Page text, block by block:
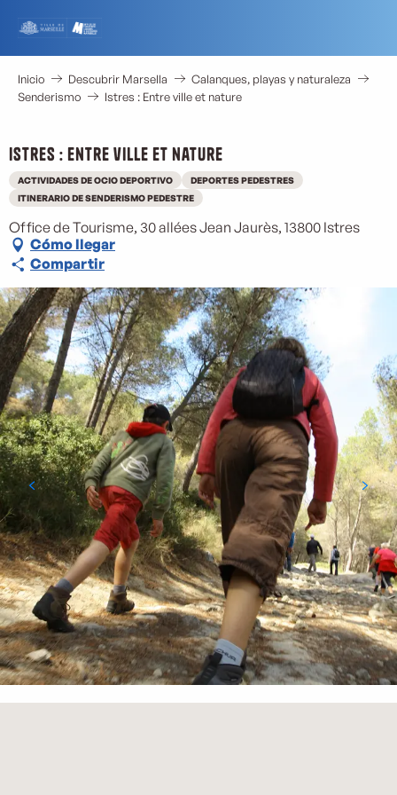
contenu
principal
Inicio Descubrir Marsella
Calanques, playas y naturaleza
Senderismo
Istres : Entre ville et nature
Istres : Entre ville et nature
ACTIVIDADES DE OCIO DEPORTIVO
DEPORTES PEDESTRES
ITINERARIO DE SENDERISMO PEDESTRE
Office de Tourisme, 30 allées Jean Jaurès, 13800 Istres
Cómo llegar
Compartir